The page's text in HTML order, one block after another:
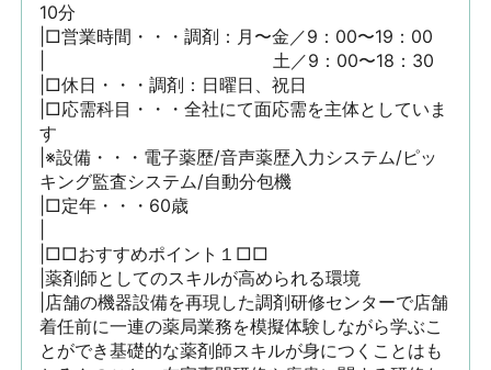
10分
|□営業時間・・・調剤：月〜金／9：00〜19：00
|　　　　　　　　　　　　　土／9：00〜18：30
|□休日・・・調剤：日曜日、祝日
|□応需科目・・・全社にて面応需を主体としていま
す
|※設備・・・電子薬歴/音声薬歴入力システム/ピッ
キング監査システム/自動分包機
|□定年・・・60歳
|□□おすすめポイント１□□
|薬剤師としてのスキルが高められる環境
|店舗の機器設備を再現した調剤研修センターで店舗
着任前に一連の薬局業務を模擬体験しながら学ぶこ
とができ基礎的な薬剤師スキルが身につくことはも